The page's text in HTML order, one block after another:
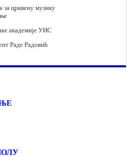
за црквену музику
академије УИС
Раде Радовић